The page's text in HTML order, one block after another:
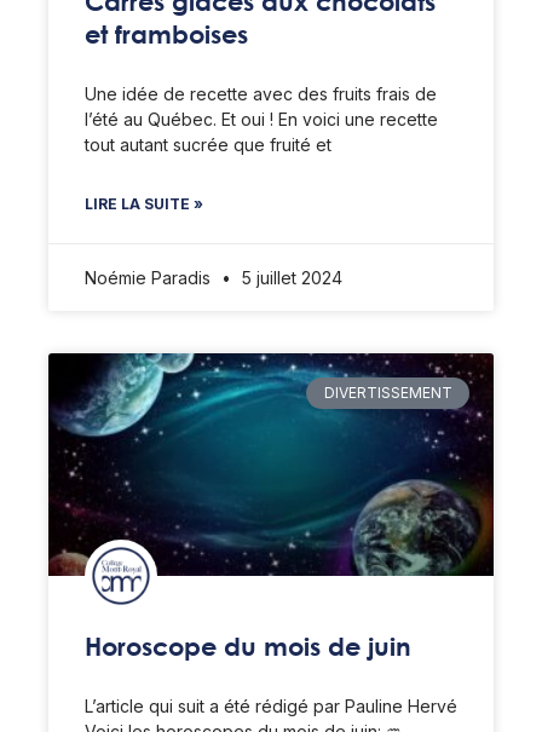
et framboises
Une idée de recette avec des fruits frais de
l’été au Québec. Et oui ! En voici une recette
tout autant sucrée que fruité et
LIRE LA SUITE »
Noémie Paradis 5 juillet 2024
DIVERTISSEMENT
Horoscope du mois de juin
L’article qui suit a été rédigé par Pauline Hervé